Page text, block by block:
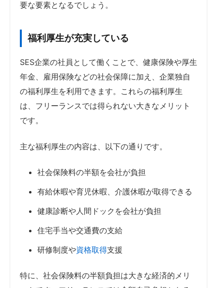
要な要素となるでしょう。
福利厚生が充実している
SES企業の社員として働くことで、健康保険や厚生
年金、雇用保険などの社会保障に加え、企業独自
の福利厚生を利用できます。これらの福利厚生
は、フリーランスでは得られない大きなメリット
です。
主な福利厚生の内容は、以下の通りです。
社会保険料の半額を会社が負担
有給休暇や育児休暇、介護休暇が取得できる
健康診断や人間ドックを会社が負担
住宅手当や交通費の支給
研修制度や資格取得支援
特に、社会保険料の半額負担は大きな経済的メリ